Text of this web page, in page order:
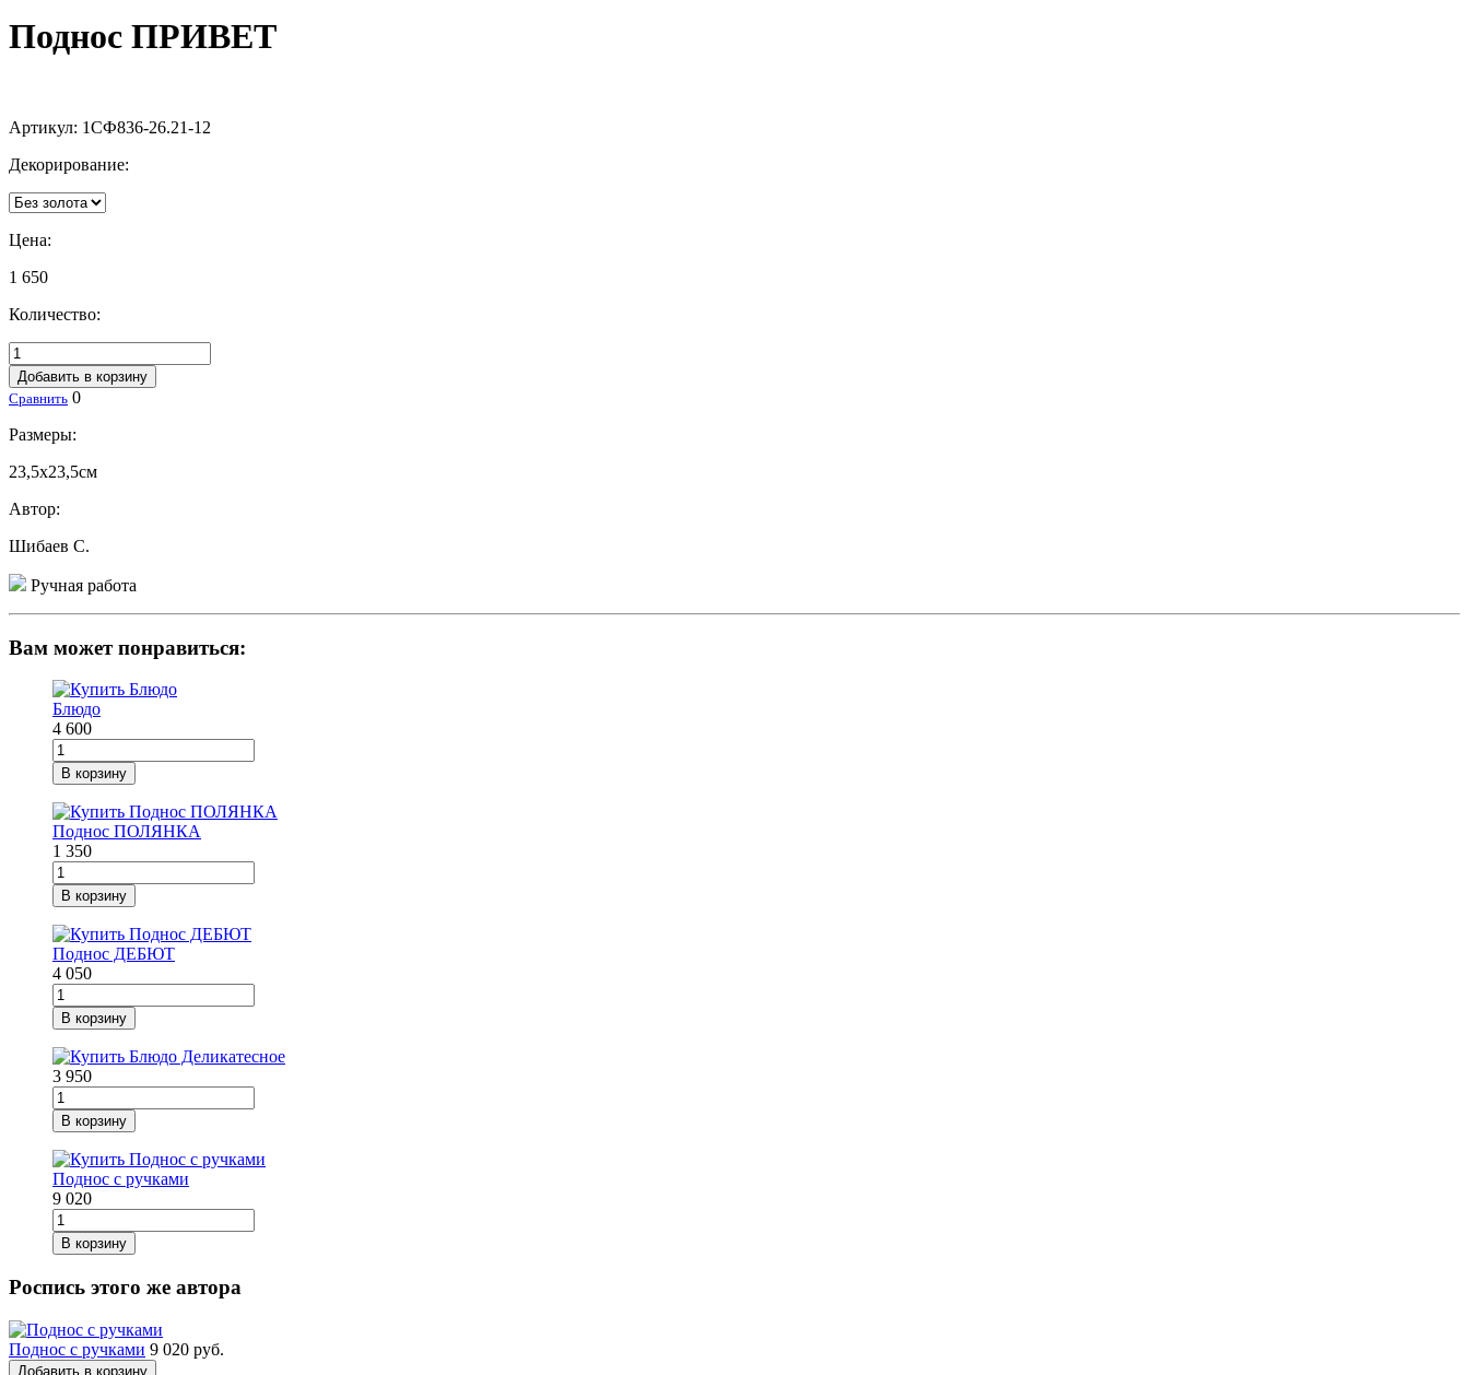
Поднос ПРИВЕТ
Артикул: 1СФ836-26.21-12
Декорирование:
Цена:
1 650
Количество:
Добавить в корзину
Сравнить 0
Размеры:
23,5х23,5см
Автор:
Шибаев С.
Ручная работа
Вам может понравиться:
Блюдо
4 600
В корзину
Поднос ПОЛЯНКА
1 350
В корзину
Поднос ДЕБЮТ
4 050
В корзину
3 950
В корзину
Поднос с ручками
9 020
В корзину
Роспись этого же автора
Поднос с ручками 9 020 руб.
Добавить в корзину